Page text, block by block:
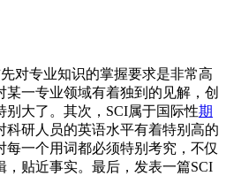
对专业知识的掌握要求是非常高
一专业领域有着独到的见解，创
别大了。其次，SCI属于国际性期
科研人员的英语水平有着特别高的
一个用词都必须特别考究，不仅
，贴近事实。最后，发表一篇SCI